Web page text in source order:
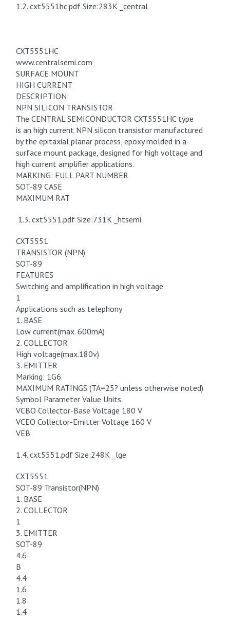
1.2. cxt5551hc.pdf Size:283K _central
CXT5551HC
www.centralsemi.com
SURFACE MOUNT
HIGH CURRENT
DESCRIPTION:
NPN SILICON TRANSISTOR
The CENTRAL SEMICONDUCTOR CXT5551HC type
is an high current NPN silicon transistor manufactured
by the epitaxial planar process, epoxy molded in a
surface mount package, designed for high voltage and
high current amplifier applications.
MARKING: FULL PART NUMBER
SOT-89 CASE
MAXIMUM RAT
1.3. cxt5551.pdf Size:731K _htsemi
CXT5551
TRANSISTOR (NPN)
SOT-89
FEATURES
Switching and amplification in high voltage
1
Applications such as telephony
1. BASE
Low current(max. 600mA)
2. COLLECTOR
High voltage(max.180v)
3. EMITTER
Marking: 1G6
MAXIMUM RATINGS (TA=25? unless otherwise noted)
Symbol Parameter Value Units
VCBO Collector-Base Voltage 180 V
VCEO Collector-Emitter Voltage 160 V
VEB
1.4. cxt5551.pdf Size:248K _lge
CXT5551
SOT-89 Transistor(NPN)
1. BASE
2. COLLECTOR
1
3. EMITTER
SOT-89
4.6
B
4.4
1.6
1.8
1.4